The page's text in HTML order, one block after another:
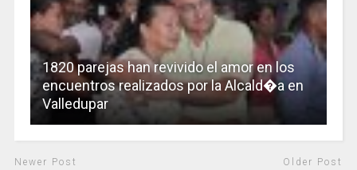
1820 parejas han revivido el amor en los
encuentros realizados por la Alcald�a en
Valledupar
Newer Post Older Post